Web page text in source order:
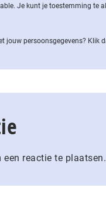
Je kunt je toestemming te
jouw per­soons­ge­ge­vens? Klik
een reactie te plaatsen.